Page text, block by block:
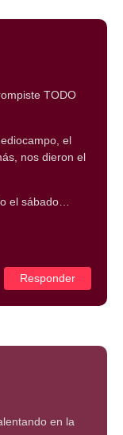
TODO
el
nos dieron el
el sábado…
Responder
en la